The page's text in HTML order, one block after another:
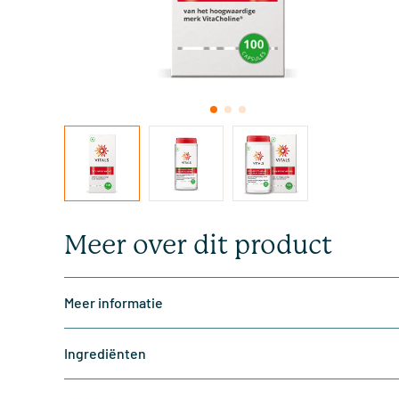
Meer over dit product
Meer informatie
Ingrediënten